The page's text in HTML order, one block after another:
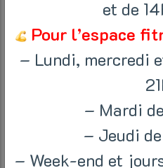
14 avril 2025 >
Home/Actualités/
et de
Pour l’espace
– Lundi, mercredi
– Mardi
– Jeudi
– Week-end et